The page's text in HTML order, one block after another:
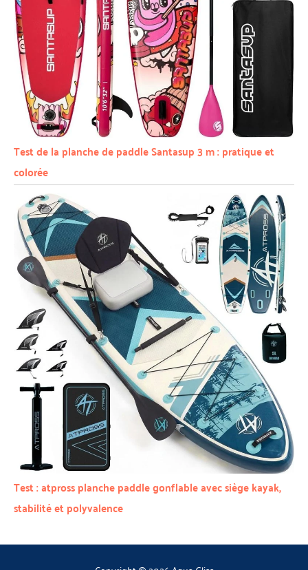
Test de la planche de paddle Santasup 3 m : pratique et
colorée
Test : atpross planche paddle gonflable avec siège kayak,
stabilité et polyvalence